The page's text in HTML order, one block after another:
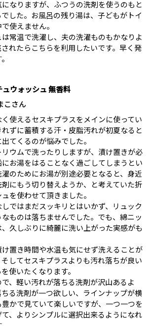
なりますが、ふつうの洗剤を使うのもと
した。お風呂の残り湯は、子どもがトイ
使えません。
常温で洗濯し、夫の洗濯ものもかなりよ
れたらこちらを利用したいです。早く発
ュウォッシュ 無香料
こさん
使えるセスキプラスをメインに使ってい
ずに蓄積する汗・皮脂汚れが初夏なると
てくるのが悩みでした。
ウムで洗ったりしますが、漬け置きが必
お湯をはることなく過ごしてしまうとい
のためにお湯が別途必要となると、身近
にもう切り替えようか、と考えていた折
を使わせて頂きました。
ではまだスッキリとはいかず、リュック
ものは落ちませんでした。でも、綿ニッ
、久しぶりに綺麗に洗い上がった実感がも
置き時間や水温も気にせず洗えることが
してセスキプラスよりも汚れ落ちが良い
使いたくなります。
、軽い汚れが落ちる洗剤が沢山あるよ
る洗剤が一つ欲しい、ラインナップが横
かで見ていて楽しいですが、一つ一つを
、よりシンプルに選択出来るようになれ